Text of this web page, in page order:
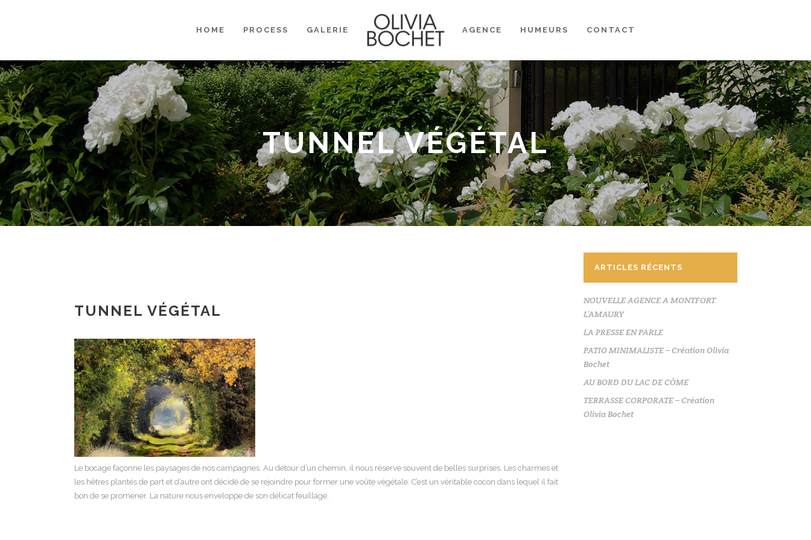
HOME PROCESS GALERIE AGENCE HUMEURS CONTACT
TUNNEL VÉGÉTAL
TUNNEL VÉGÉTAL
Le bocage façonne les paysages de nos campagnes. Au détour d’un chemin, il nous réserve souvent de belles surprises. Les charmes et
les hêtres plantés de part et d’autre ont décidé de se rejoindre pour former une voûte végétale. C’est un véritable cocon dans lequel il fait
bon de se promener. La nature nous enveloppe de son délicat feuillage.
ARTICLES RÉCENTS
NOUVELLE AGENCE A MONTFORT
L’AMAURY
LA PRESSE EN PARLE
PATIO MINIMALISTE – Création Olivia
Bochet
AU BORD DU LAC DE CÔME
TERRASSE CORPORATE – Création
Olivia Bochet